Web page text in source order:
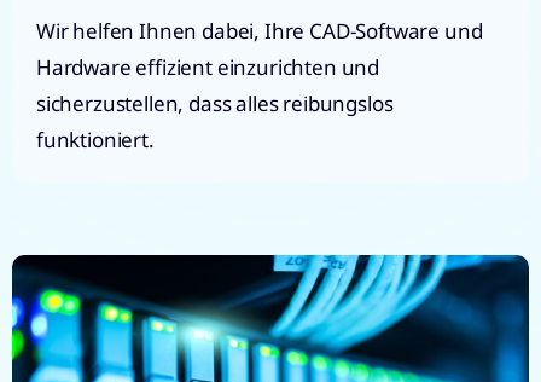
Wir helfen Ihnen dabei, Ihre CAD-Software und
Hardware effizient einzurichten und
sicherzustellen, dass alles reibungslos
funktioniert.